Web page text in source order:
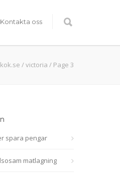
Kontakta oss
/victoria / Page 3
spara pengar
matlagning